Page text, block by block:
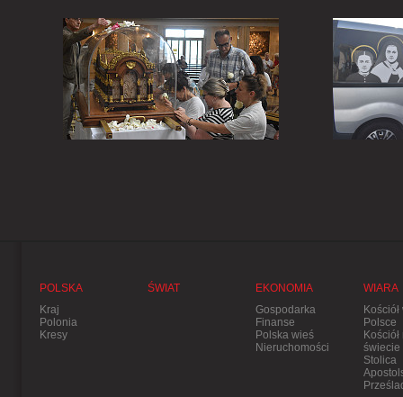
POLSKA
Kraj
Polonia
Kresy
ŚWIAT
EKONOMIA
Gospodarka
Finanse
Polska wieś
Nieruchomości
WIARA
Kościół
Polsce
Kościół
świecie
Stolica